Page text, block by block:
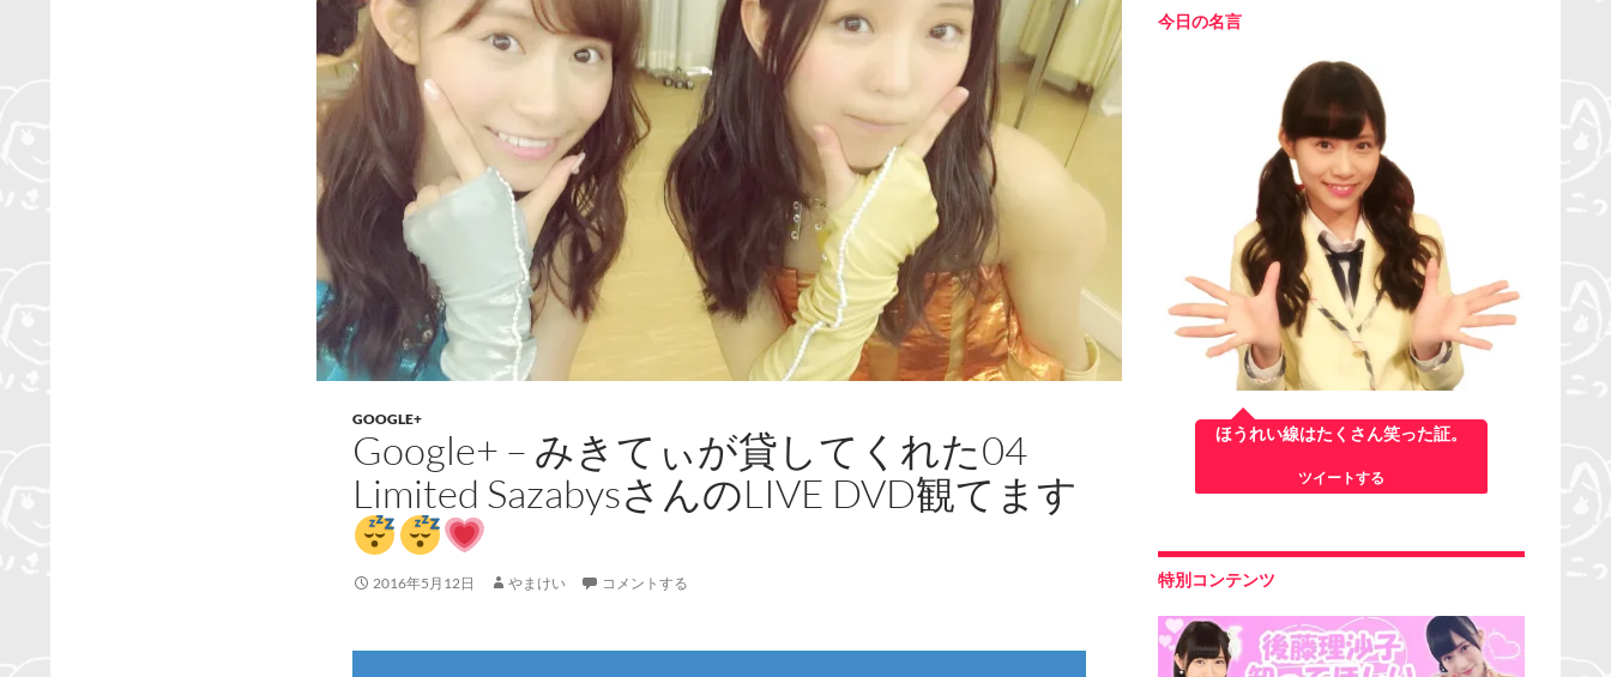
GOOGLE+
Google+ – みきてぃが貸してくれた04
Limited SazabysさんのLIVE DVD観てます
2016年5月12日 やまけい コメントする
今日の名言
ほうれい線はたくさん笑った証。
ツイートする
特別コンテンツ